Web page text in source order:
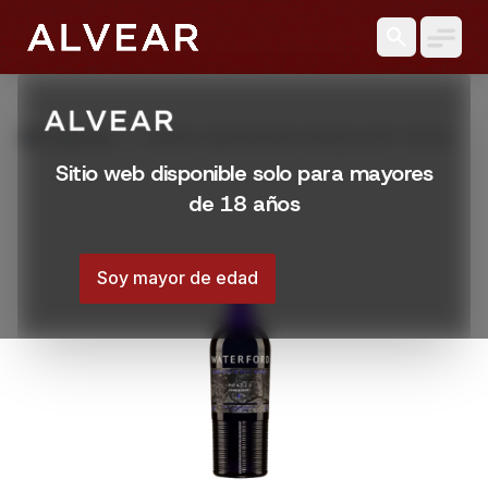
Sitio web disponible solo para mayores
de 18 años
Soy mayor de edad
Productos WHISKY WATERFORD FENNICOURT 700 ML